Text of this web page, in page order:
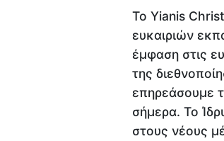
Το Yianis
ευκαιριών
έμφαση στις
της
επηρεάσουμε
σήμερα. Το
στους νέους